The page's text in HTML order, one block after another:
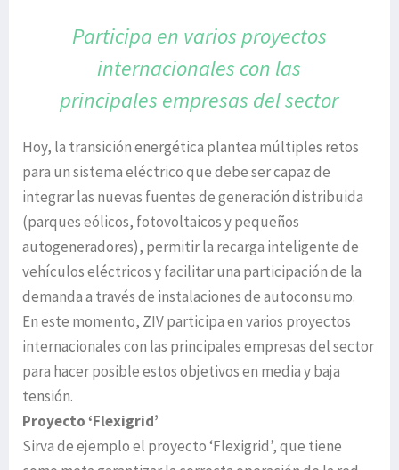
Participa en varios proyectos
internacionales con las
principales empresas del sector
Hoy, la transición energética plantea múltiples retos
para un sistema eléctrico que debe ser capaz de
integrar las nuevas fuentes de generación distribuida
(parques eólicos, fotovoltaicos y pequeños
autogeneradores), permitir la recarga inteligente de
vehículos eléctricos y facilitar una participación de la
demanda a través de instalaciones de autoconsumo.
En este momento, ZIV participa en varios proyectos
internacionales con las principales empresas del sector
para hacer posible estos objetivos en media y baja
tensión.
Proyecto ‘Flexigrid’
Sirva de ejemplo el proyecto ‘Flexigrid’, que tiene